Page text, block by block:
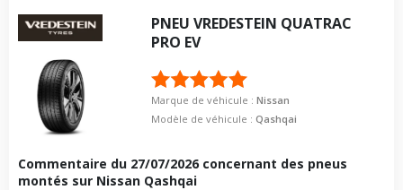
PNEUVREDESTEIN QUATRAC
PRO EV
Marque de véhicule :Nissan
Modèle de véhicule :Qashqai
Commentaire du 27/07/2026 concernant des pneus
montés sur Nissan Qashqai